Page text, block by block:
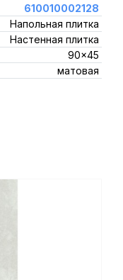
610010002128
Напольная плитка
Настенная плитка
90x45
матовая